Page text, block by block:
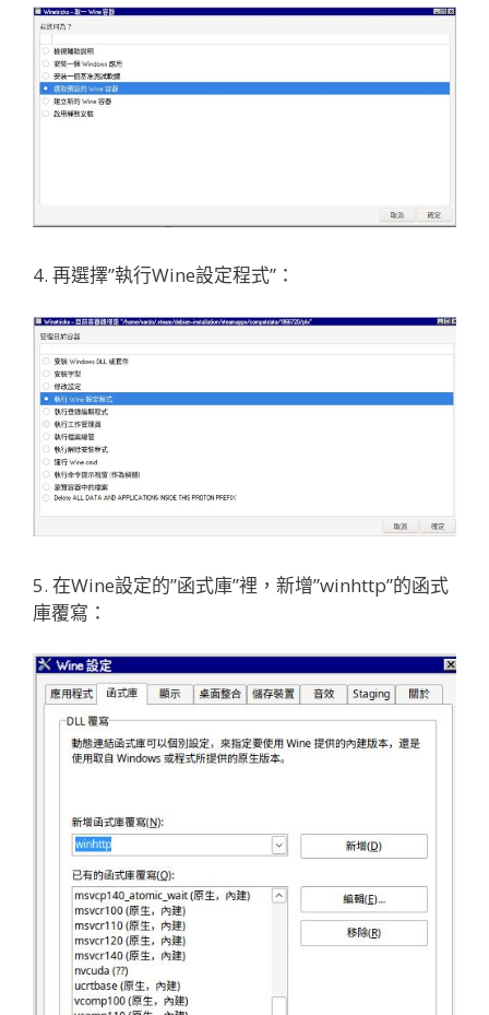
4. 再選擇”執行Wine設定程式”：
5. 在Wine設定的”函式庫”裡，新增”winhttp”的函式
庫覆寫：